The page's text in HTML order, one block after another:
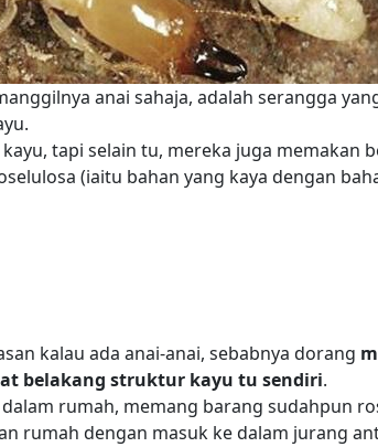
anai sahaja, adalah serangga
tapi selain tu, mereka juga memakan
(iaitu bahan yang kaya dengan
kalau ada anai-anai, sebabnya dorang
belakang struktur kayu tu sendiri.
rumah, memang barang sudahpun
rumah dengan masuk ke dalam jurang